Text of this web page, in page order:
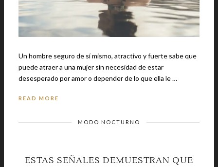
Un hombre seguro de sí mismo, atractivo y fuerte sabe que
puede atraer a una mujer sin necesidad de estar
desesperado por amor o depender de lo que ella le …
READ MORE
MODO NOCTURNO
ESTAS SEÑALES DEMUESTRAN QUE